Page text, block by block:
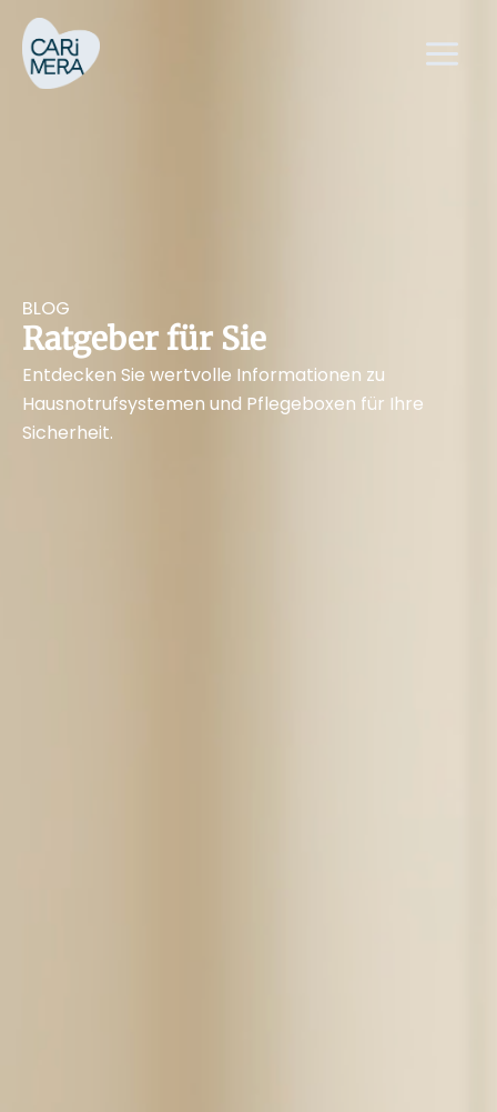
Zum
Inhalt
springen
Menu
BLOG
Ratgeber für Sie
Entdecken Sie wertvolle Informationen zu
Hausnotrufsystemen und Pflegeboxen für Ihre
Sicherheit.